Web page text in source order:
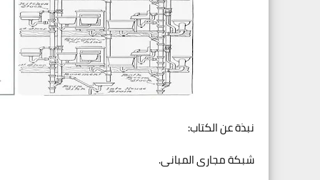
نبذة عن الكتاب:
شبكة مجارى المبانى.